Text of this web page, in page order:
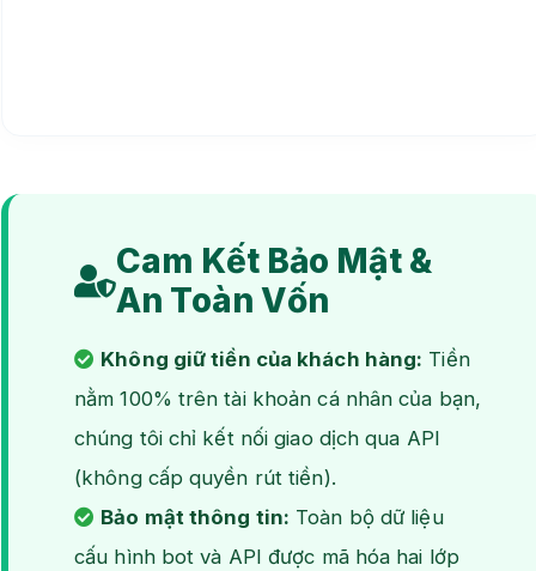
Cam Kết Bảo Mật &
An Toàn Vốn
Không giữ tiền của khách hàng: Tiền
nằm 100% trên tài khoản cá nhân của bạn,
chúng tôi chỉ kết nối giao dịch qua API
(không cấp quyền rút tiền).
Bảo mật thông tin: Toàn bộ dữ liệu
cấu hình bot và API được mã hóa hai lớp